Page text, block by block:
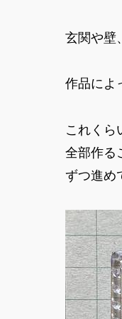
玄関や壁
作品によ
これくら
全部作る
ずつ進め